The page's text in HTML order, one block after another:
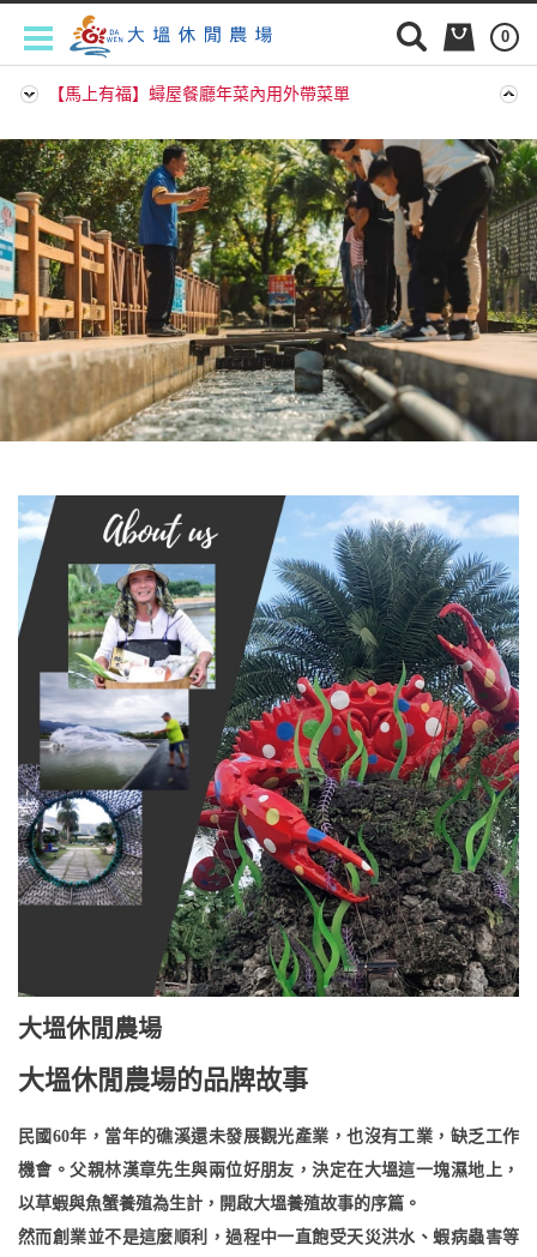
0
【馬上有福】蟳屋餐廳年菜內用外帶菜單
【馬上有福】蟳屋餐廳年菜內用外帶菜單
大塭休閒農場
大塭休閒農場的品牌故事
民國60年，當年的礁溪還未發展觀光產業，也沒有工業，缺乏工作
機會。父親林漢章先生與兩位好朋友，決定在大塭這一塊濕地上，
以草蝦與魚蟹養殖為生計，開啟大塭養殖故事的序篇。
然而創業並不是這麼順利，過程中一直飽受天災洪水、蝦病蟲害等